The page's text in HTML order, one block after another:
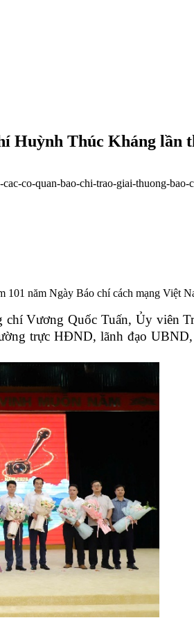
Huỳnh Thúc Kháng lần
co-quan-bao-chi-trao-giai-thuong-
năm Ngày Báo chí cách mạng Việt
Vương Quốc Tuấn, Ủy viên
trực HĐND, lãnh đạo